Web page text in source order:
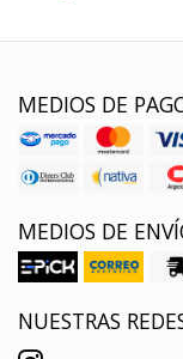
MEDIOS DE
MEDIOS DE
NUESTRAS